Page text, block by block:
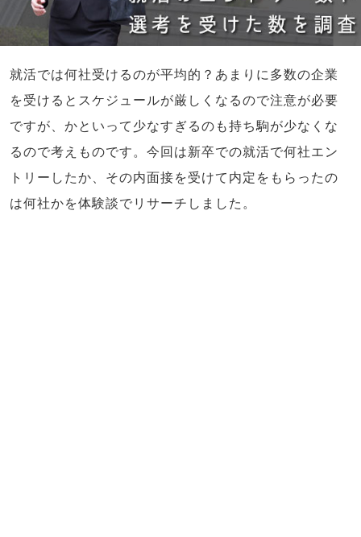
就活では何社受けるのが平均的？あまりに多数の企業
を受けるとスケジュールが厳しくなるので注意が必要
ですが、かといって少なすぎるのも持ち駒が少なくな
るので考えものです。今回は新卒での就活で何社エン
トリーしたか、その内面接を受けて内定をもらったの
は何社かを体験談でリサーチしました。